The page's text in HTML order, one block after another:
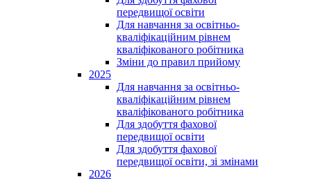
передвищої освіти
Для навчання за освітньо-
кваліфікаційним рівнем
кваліфікованого робітника
Зміни до правил прийому
2025
Для навчання за освітньо-
кваліфікаційним рівнем
кваліфікованого робітника
Для здобуття фахової
передвищої освіти
Для здобуття фахової
передвищої освіти, зі змінами
2026